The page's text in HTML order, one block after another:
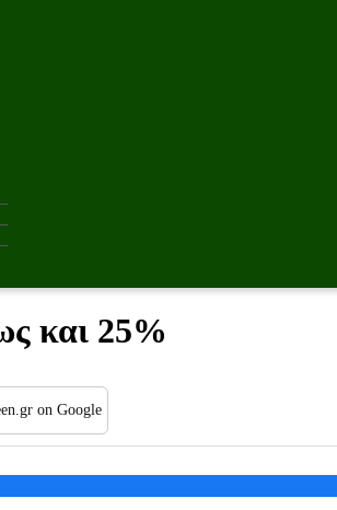
και 25%
on Google